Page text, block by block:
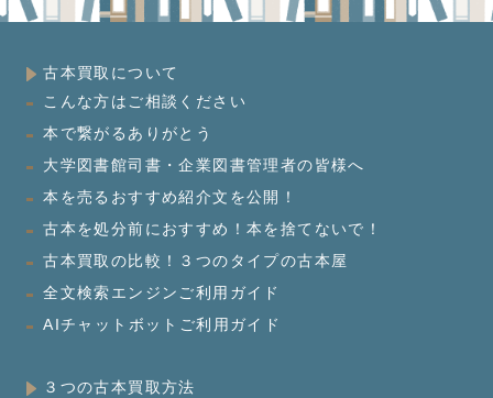
古本買取について
こんな方はご相談ください
本で繋がるありがとう
大学図書館司書・企業図書管理者の皆様へ
本を売るおすすめ紹介文を公開！
古本を処分前におすすめ！本を捨てないで！
古本買取の比較！３つのタイプの古本屋
全文検索エンジンご利用ガイド
AIチャットボットご利用ガイド
３つの古本買取方法